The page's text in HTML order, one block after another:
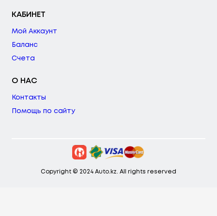
КАБИНЕТ
Мой Аккаунт
Баланс
Счета
О НАС
Контакты
Помощь по сайту
Copyright © 2024 Auto.kz. All rights reserved